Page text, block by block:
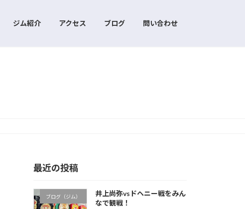
ジム紹介 アクセス ブログ 問い合わせ
最近の投稿
ブログ（ジム）
井上尚弥vsドヘニー戦をみん
なで観戦！